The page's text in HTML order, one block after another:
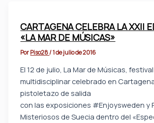
CARTAGENA CELEBRA LA XXII
«LA MAR DE MÚSICAS»
PorPiso28/1 de julio de 2016
El 12 de julio, La Mar de Músicas, festival
multidisciplinar celebrado en
pistoletazo de salida
con las exposiciones #Enjoysweden y
Misteriosos de Suecia dentro del